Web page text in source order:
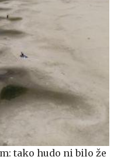
tako hudo ni bilo že